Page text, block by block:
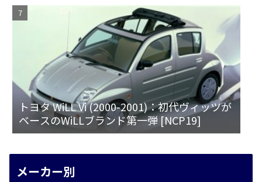
トヨタ WiLL Vi (2000-2001)：初代ヴィッツが
ベースのWiLLブランド第一弾 [NCP19]
メーカー別